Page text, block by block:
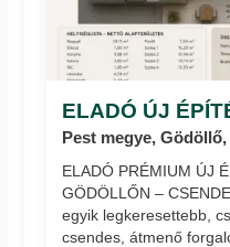
ELADÓ ÚJ
Pest megye,
ELADÓ PRÉMIUM ÚJ
GÖDÖLLŐN –
egyik legkeresettebb,
csendes, átmenő